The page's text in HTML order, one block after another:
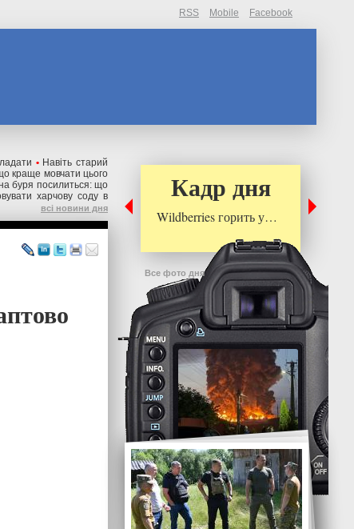
RSS Mobile Facebook
• Навіть старий
краще мовчати цього
буря посилиться: що
харчову соду в
всі новини дня
Кадр дня
Wildberries горить у…
Все фото дня